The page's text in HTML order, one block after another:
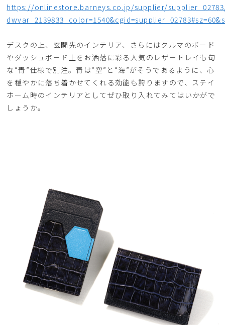
https://onlinestore.barneys.co.jp/supplier/
デスクの上、玄関先のインテリア、さらにはクルマのボード
やダッシュボード上をお洒落に彩る人気のレザートレイも旬
な“青”仕様で別注。青は“空”と“海”がそうであるように、心
を穏やかに落ち着かせてくれる効能も誇りますので、ステイ
ホーム時のインテリアとしてぜひ取り入れてみてはいかがで
しょうか。